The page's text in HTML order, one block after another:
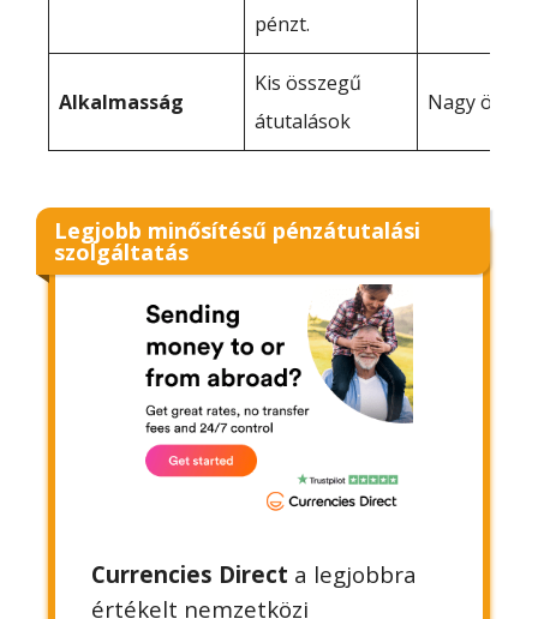
pénzt.
Alkalmasság
Kis összegű
átutalások
Nagy
Legjobb minősítésű pénzátutalási
szolgáltatás
Currencies Direct a legjobbra
értékelt nemzetközi